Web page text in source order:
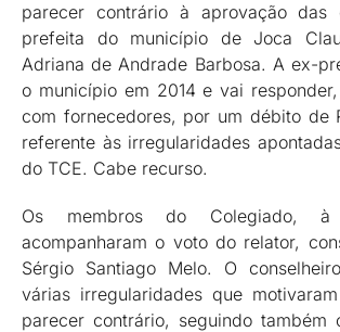
parecer contrário à aprovação
prefeita do município de Joca
Adriana de Andrade Barbosa. A ex-
o município em 2014 e vai
com fornecedores, por um débito de
referente às irregularidades
do TCE. Cabe recurso.
Os membros do Colegiado, à
acompanharam o voto do relator,
Sérgio Santiago Melo. O
várias irregularidades que
parecer contrário, seguindo também